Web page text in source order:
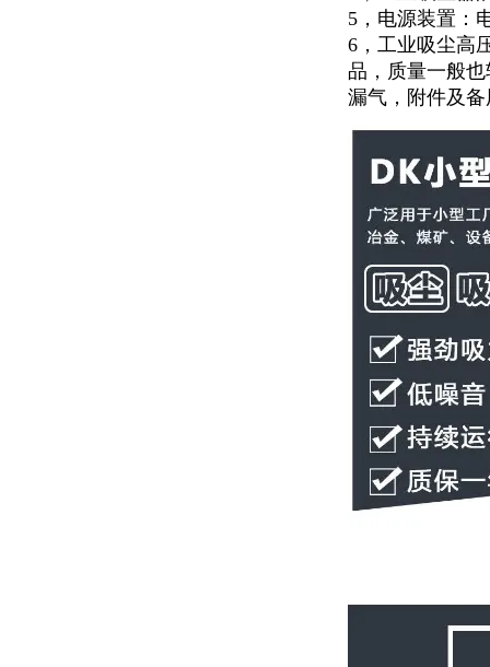
5，电源装置：
6，工业吸尘高
品，质量一般
漏气，附件及